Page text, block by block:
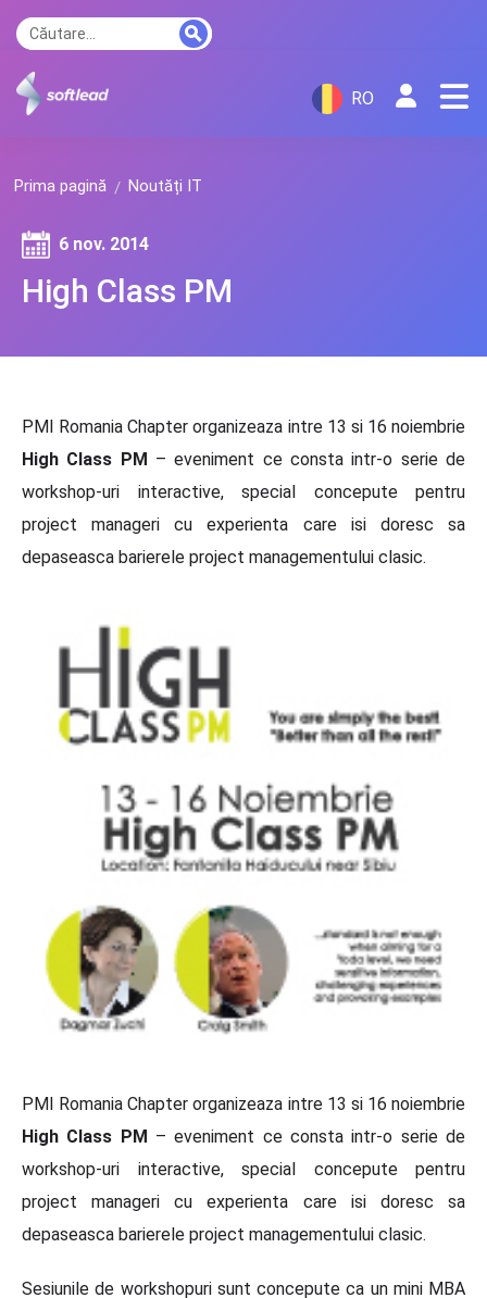
RO
Prima pagină Noutăți IT
High Class PM
6 nov. 2014
PMI Romania Chapter organizeaza intre 13 si 16 noiembrie
High Class PM – eveniment ce consta intr-o serie de
workshop-uri interactive, special concepute pentru
project manageri cu experienta care isi doresc sa
depaseasca barierele project managementului clasic.
PMI Romania Chapter organizeaza intre 13 si 16 noiembrie
High Class PM – eveniment ce consta intr-o serie de
workshop-uri interactive, special concepute pentru
project manageri cu experienta care isi doresc sa
depaseasca barierele project managementului clasic.
Sesiunile de workshopuri sunt concepute ca un mini MBA